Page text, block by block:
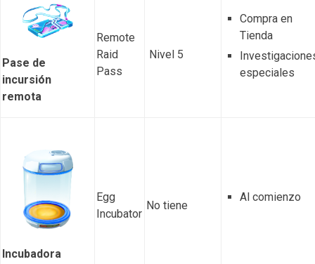
Pase de
incursión
remota
Remote
Raid
Pass
Nivel 5
Compra en
Tienda
especiales
Incubadora
Egg
Incubator
No tiene
Al comienzo